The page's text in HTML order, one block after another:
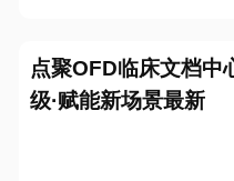
点聚OFD临床文档中
级·赋能新场景最新